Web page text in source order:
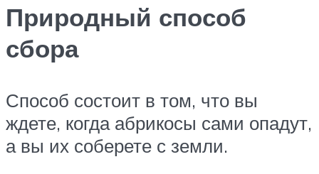
Природный способ
сбора
Способ состоит в том, что вы
ждете, когда абрикосы сами опадут,
а вы их соберете с земли.